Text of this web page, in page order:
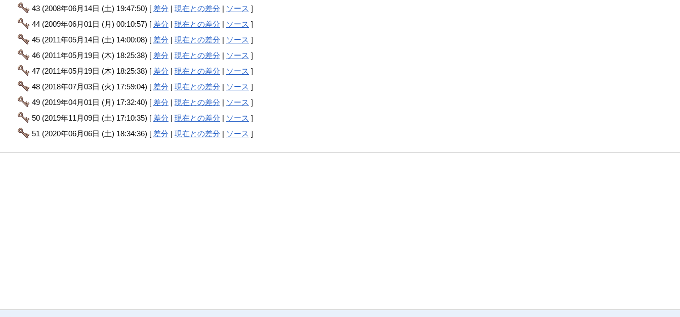
43 (2008年06月14日 (土) 19:47:50) [ 差分 |現在との差分 | ソース ]
44 (2009年06月01日 (月) 00:10:57) [ 差分 |現在との差分 | ソース ]
45 (2011年05月14日 (土) 14:00:08) [ 差分 |現在との差分 | ソース ]
46 (2011年05月19日 (木) 18:25:38) [ 差分 |現在との差分 | ソース ]
47 (2011年05月19日 (木) 18:25:38) [ 差分 |現在との差分 | ソース ]
48 (2018年07月03日 (火) 17:59:04) [ 差分 |現在との差分 | ソース ]
49 (2019年04月01日 (月) 17:32:40) [ 差分 |現在との差分 | ソース ]
50 (2019年11月09日 (土) 17:10:35) [ 差分 |現在との差分 | ソース ]
51 (2020年06月06日 (土) 18:34:36) [ 差分 |現在との差分 | ソース ]